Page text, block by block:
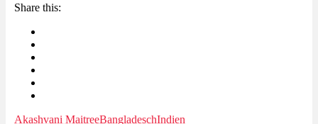
Share this:
Akashvani MaitreeBangladeschIndien